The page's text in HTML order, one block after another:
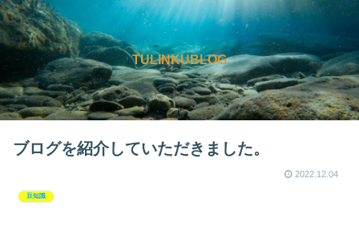
TULINKUBLOG
ブログを紹介していただきました。
2022.12.04
豆知識